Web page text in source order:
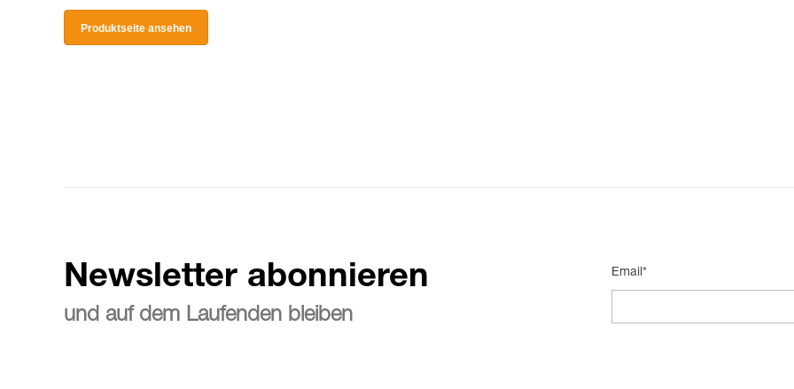
Produktseite ansehen
Newsletter abonnieren
und auf dem Laufenden bleiben
Email*